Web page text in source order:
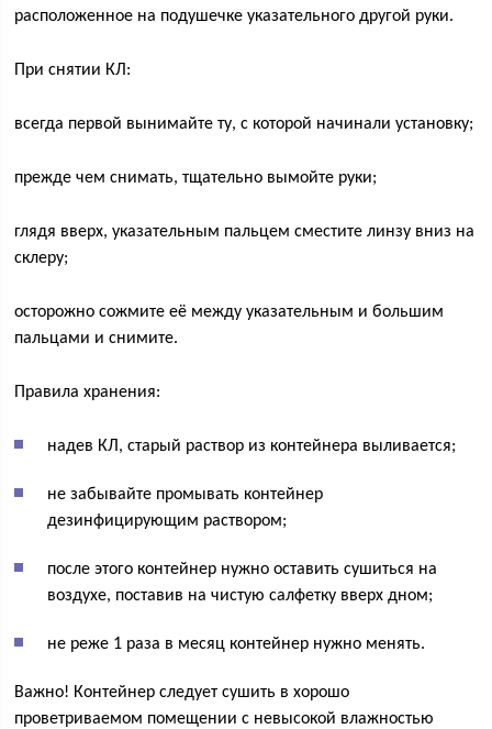
расположенное на подушечке указательного другой руки.
При снятии КЛ:
всегда первой вынимайте ту, с которой начинали установку;
прежде чем снимать, тщательно вымойте руки;
глядя вверх, указательным пальцем сместите линзу вниз на
склеру;
осторожно сожмите её между указательным и большим
пальцами и снимите.
Правила хранения:
надев КЛ, старый раствор из контейнера выливается;
не забывайте промывать контейнер
дезинфицирующим раствором;
после этого контейнер нужно оставить сушиться на
воздухе, поставив на чистую салфетку вверх дном;
не реже 1 раза в месяц контейнер нужно менять.
Важно! Контейнер следует сушить в хорошо
проветриваемом помещении с невысокой влажностью